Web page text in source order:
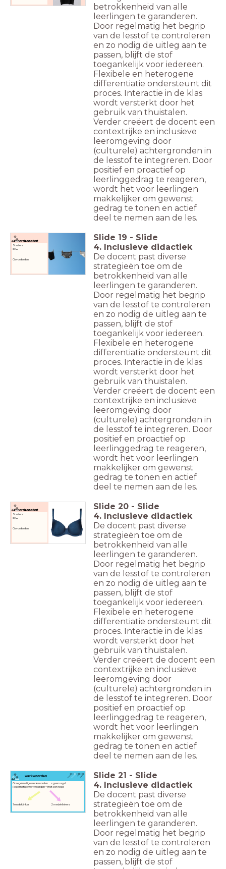
betrokkenheid van alle
leerlingen te garanderen.
Door regelmatig het begrip
van de lesstof te controleren
en zo nodig de uitleg aan te
passen, blijft de stof
toegankelijk voor iedereen.
Flexibele en heterogene
differentiatie ondersteunt dit
proces. Interactie in de klas
wordt versterkt door het
gebruik van thuistalen.
Verder creëert de docent een
contextrijke en inclusieve
leeromgeving door
(culturele) achtergronden in
de lesstof te integreren. Door
positief en proactief op
leerlinggedrag te reageren,
wordt het voor leerlingen
makkelijker om gewenst
gedrag te tonen en actief
deel te nemen aan de les.
Woordenschat
Starters:
de
Gevorderden
Slide 19 - Slide
4. Inclusieve didactiek
De docent past diverse
strategieën toe om de
betrokkenheid van alle
leerlingen te garanderen.
Door regelmatig het begrip
van de lesstof te controleren
en zo nodig de uitleg aan te
passen, blijft de stof
toegankelijk voor iedereen.
Flexibele en heterogene
differentiatie ondersteunt dit
proces. Interactie in de klas
wordt versterkt door het
gebruik van thuistalen.
Verder creëert de docent een
contextrijke en inclusieve
leeromgeving door
(culturele) achtergronden in
de lesstof te integreren. Door
positief en proactief op
leerlinggedrag te reageren,
wordt het voor leerlingen
makkelijker om gewenst
gedrag te tonen en actief
deel te nemen aan de les.
Woordenschat
Starters:
de
Gevorderden
Slide 20 - Slide
4. Inclusieve didactiek
De docent past diverse
strategieën toe om de
betrokkenheid van alle
leerlingen te garanderen.
Door regelmatig het begrip
van de lesstof te controleren
en zo nodig de uitleg aan te
passen, blijft de stof
toegankelijk voor iedereen.
Flexibele en heterogene
differentiatie ondersteunt dit
proces. Interactie in de klas
wordt versterkt door het
gebruik van thuistalen.
Verder creëert de docent een
contextrijke en inclusieve
leeromgeving door
(culturele) achtergronden in
de lesstof te integreren. Door
positief en proactief op
leerlinggedrag te reageren,
wordt het voor leerlingen
makkelijker om gewenst
gedrag te tonen en actief
deel te nemen aan de les.
werkwoorden
Onregelmatige werkwoorden = geen regel
Regelmatige werkwoorden = met een regel
1 medeklinker 2 medeklinkers
Slide 21 - Slide
4. Inclusieve didactiek
De docent past diverse
strategieën toe om de
betrokkenheid van alle
leerlingen te garanderen.
Door regelmatig het begrip
van de lesstof te controleren
en zo nodig de uitleg aan te
passen, blijft de stof